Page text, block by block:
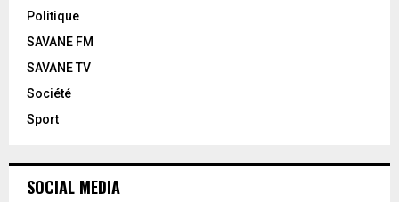
Politique
SAVANE FM
SAVANE TV
Société
Sport
SOCIAL MEDIA